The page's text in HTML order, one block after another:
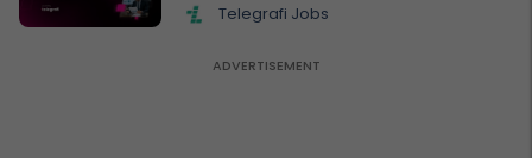
Telegrafi Jobs